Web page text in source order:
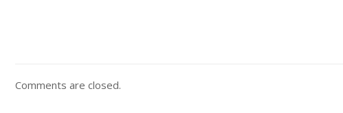
Comments are closed.